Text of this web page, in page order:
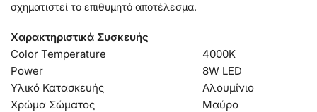
σχηματιστεί το επιθυμητό αποτέλεσμα.
Χαρακτηριστικά Συσκευής
Color Temperature
4000K
Power
8W LED
Υλικό Κατασκευής
Αλουμίνιο
Χρώμα Σώματος
Μαύρο